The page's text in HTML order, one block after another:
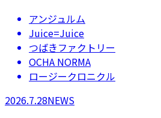
アンジュルム
Juice=Juice
つばきファクトリー
OCHA NORMA
ロージークロニクル
2026.7.28NEWS